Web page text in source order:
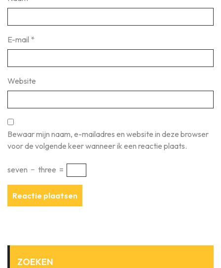
E-mail *
Website
Bewaar mijn naam, e-mailadres en website in deze browser
voor de volgende keer wanneer ik een reactie plaats.
seven − three =
ZOEKEN